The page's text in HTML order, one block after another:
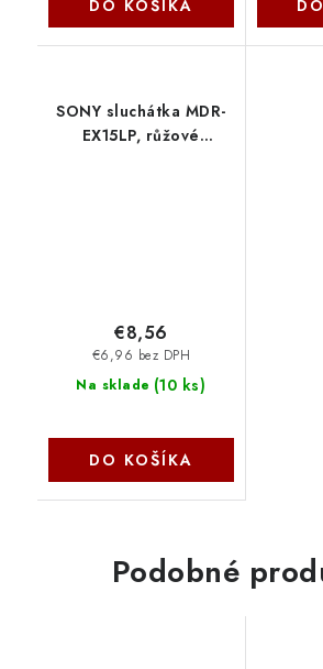
DO KOŠÍKA
SONY sluchátka MDR-
EX15LP, růžové
Na sklade (10 ks)
€6,96 bez DPH
€8,56
DO KOŠÍKA
Podobné